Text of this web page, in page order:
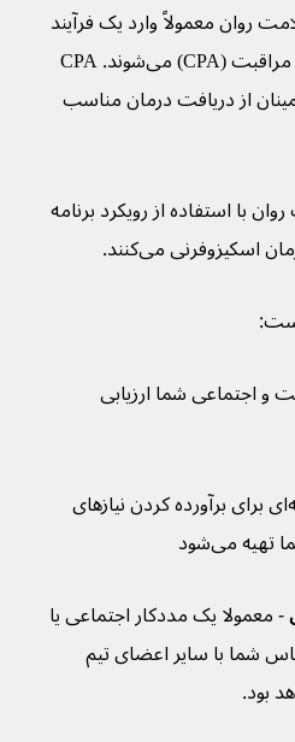
روان معمولاً وارد یک فرآیند
درمانی به نام رویکرد برنامه مراقبت (CPA) می‌شوند. CPA
از دریافت درمان مناسب
سلامت روان با استفاده از رویکرد برنامه
و اجتماعی شما ارزیابی
- برنامه‌ای برای برآورده کردن نیازهای
می‌شود
- معمولا یک مددکار اجتماعی یا
شما با سایر اعضای تیم
بود.